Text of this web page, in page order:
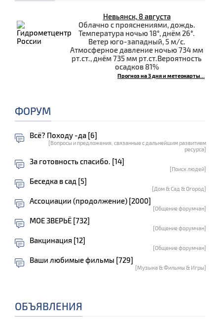
Невьянск, 8 августа
Облачно с прояснениями, дождь.
Температура ночью 18°, днём 26°.
Ветер юго-западный, 5 м/с.
Атмосферное давление ночью 734 мм
рт.ст., днём 735 мм рт.ст.Вероятность
осадков 81%
Прогноз на 3 дня и метеокарты...
ФОРУМ
Всё? Походу -да [6]
[Вопросы и предложения, связанные с дальнейшим развитием
ресурса]
За готовность спасибо. [14]
[Поиск людей]
Беседка в сад [5]
[Дом & Сад & Огород]
Ассоциации (продолжение) [2000]
[Общение форумчан]
МОЕ ЗВЕРЬЁ [732]
[Общение форумчан]
Вакцинация [12]
[Общение форумчан]
Ваши любимые фильмы [729]
[Музыка & Фильмы & Игры]
ОБЪЯВЛЕНИЯ